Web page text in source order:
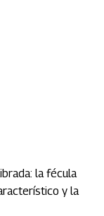
la fécula
y la